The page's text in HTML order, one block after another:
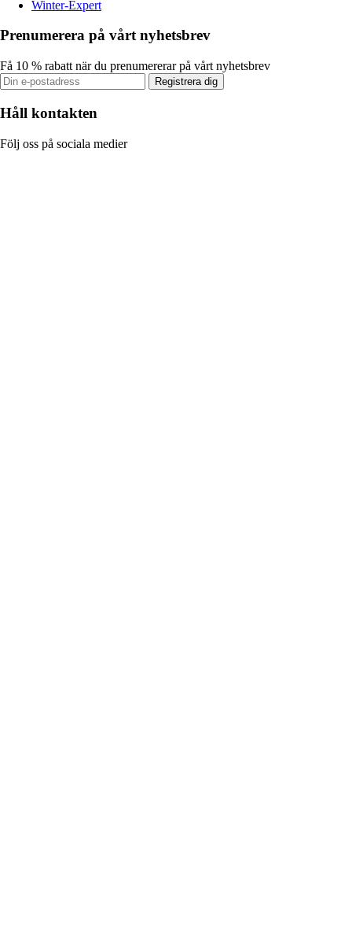
Winter-Expert
Prenumerera på vårt nyhetsbrev
Få 10 % rabatt när du prenumererar på vårt nyhetsbrev
Registrera dig
Håll kontakten
Följ oss på sociala medier